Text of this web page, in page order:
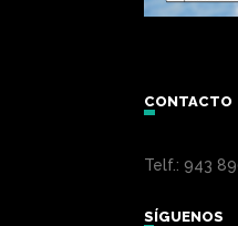
CONTACTO
Telf.: 943
SÍGUENOS